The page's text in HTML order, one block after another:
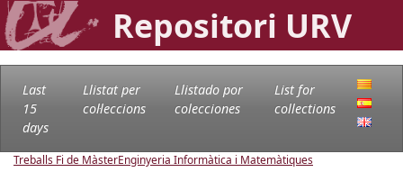
Repositori URV
Last
15
days
Llistat per
col·leccions
Llistado por
colecciones
List for
collections
Treballs Fi de MàsterEnginyeria Informàtica i Matemàtiques